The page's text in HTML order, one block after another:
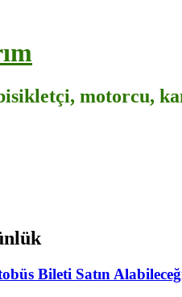
motorcu,
Bileti Satın